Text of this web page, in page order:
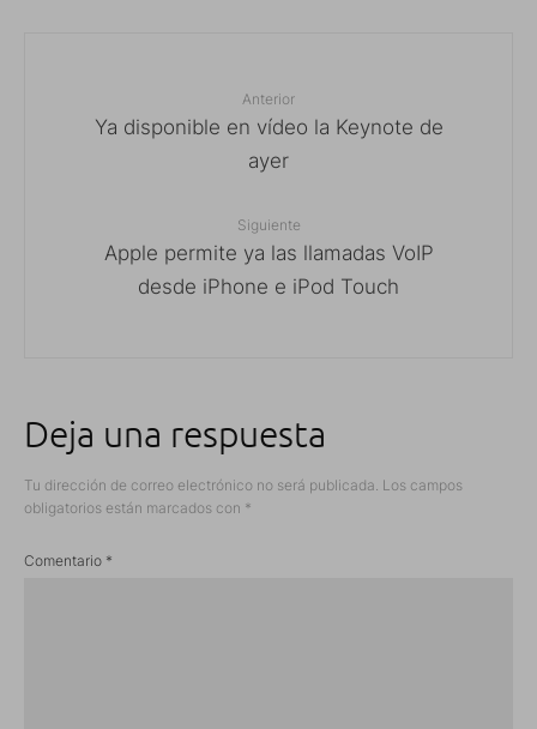
Anterior
Ya disponible en vídeo la Keynote de
ayer
Siguiente
Apple permite ya las llamadas VoIP
desde iPhone e iPod Touch
Deja una respuesta
Tu dirección de correo electrónico no será publicada. Los campos
obligatorios están marcados con *
Comentario *